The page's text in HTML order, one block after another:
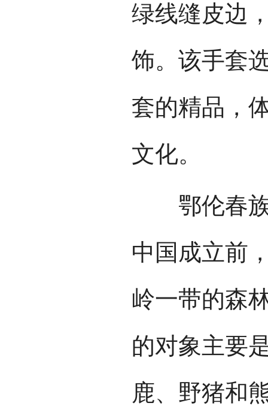
绿线缝皮边
饰。该手套
套的精品，
文化。
鄂伦春族
中国成立前
岭一带的森
的对象主要
鹿、野猪和